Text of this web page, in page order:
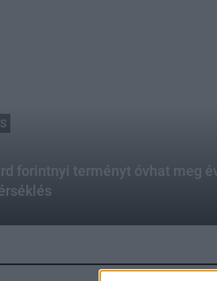
forintnyi terményt óvhat meg